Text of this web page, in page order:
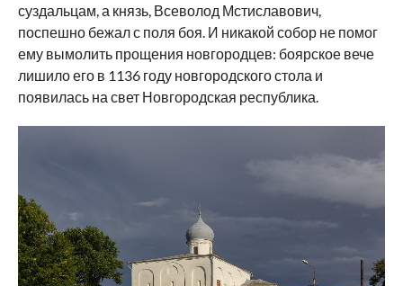
суздальцам, а князь, Всеволод Мстиславович,
поспешно бежал с поля боя. И никакой собор не помог
ему вымолить прощения новгородцев: боярское вече
лишило его в 1136 году новгородского стола и
появилась на свет Новгородская республика.